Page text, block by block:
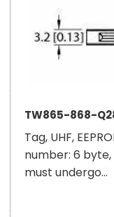
TW865-868-
Tag, UHF,
number: 6
must undergo...